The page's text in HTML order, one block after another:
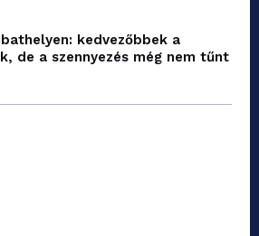
kedvezőbbek a
de a szennyezés még nem tűnt